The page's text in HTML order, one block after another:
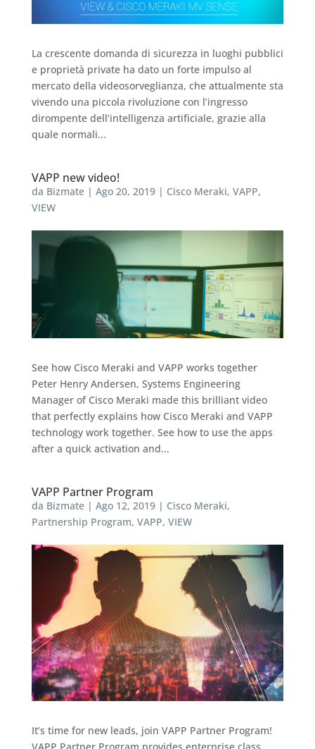
La crescente domanda di sicurezza in luoghi pubblici
e proprietà private ha dato un forte impulso al
mercato della videosorveglianza, che attualmente sta
vivendo una piccola rivoluzione con l’ingresso
dirompente dell’intelligenza artificiale, grazie alla
quale normali...
VAPP new video!
da Bizmate| Ago 20, 2019| Cisco Meraki, VAPP,
VIEW
See how Cisco Meraki and VAPP works together
Peter Henry Andersen, Systems Engineering
Manager of Cisco Meraki made this brilliant video
that perfectly explains how Cisco Meraki and VAPP
technology work together. See how to use the apps
after a quick activation and...
VAPP Partner Program
da Bizmate| Ago 12, 2019| Cisco Meraki,
Partnership Program, VAPP, VIEW
It’s time for new leads, join VAPP Partner Program!
VAPP Partner Program provides enterprise class